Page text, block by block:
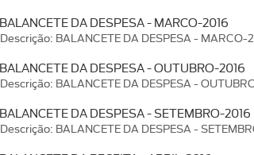
BALANCETE DA DESPESA - MARCO-2016
Descrição: BALANCETE DA DESPESA - MARCO-
BALANCETE DA DESPESA - OUTUBRO-2016
Descrição: BALANCETE DA DESPESA -
BALANCETE DA DESPESA - SETEMBRO-
Descrição: BALANCETE DA DESPESA -